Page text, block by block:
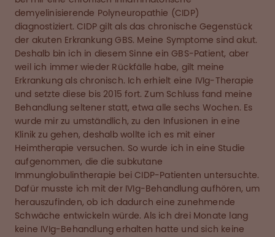
demyelinisierende Polyneuropathie (CIDP)
diagnostiziert. CIDP gilt als das chronische Gegenstück
der akuten Erkrankung GBS. Meine Symptome sind akut.
Deshalb bin ich in diesem Sinne ein GBS-Patient, aber
weil ich immer wieder Rückfälle habe, gilt meine
Erkrankung als chronisch. Ich erhielt eine IVIg-Therapie
und setzte diese bis 2015 fort. Zum Schluss fand meine
Behandlung seltener statt, etwa alle sechs Wochen. Es
wurde mir zu umständlich, zu den Infusionen in eine
Klinik zu gehen, deshalb wollte ich es mit einer
Heimtherapie versuchen. So wurde ich in eine Studie
aufgenommen, die die subkutane
Immunglobulintherapie bei CIDP-Patienten untersuchte.
Dafür musste ich mit der IVIg-Behandlung aufhören, um
herauszufinden, ob ich dadurch eine zunehmende
Schwäche entwickeln würde. Als ich drei Monate lang
keine IVIg-Behandlung erhalten hatte und sich keine